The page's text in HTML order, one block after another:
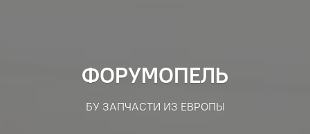
ФОРУМОПЕЛЬ
БУ ЗАПЧАСТИ ИЗ ЕВРОПЫ